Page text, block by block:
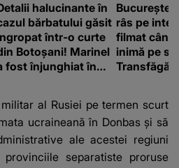
halucinante în
bărbatului găsit
într-o curte
Botoșani! Marinel
fost înjunghiat în
râs pe
filmat când
inimă pe
al Rusiei pe termen scurt
ucraineană în Donbas şi să
ale acestei regiuni
separatiste proruse